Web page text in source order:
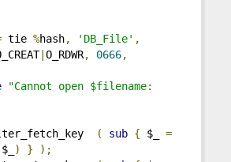
tie %hash, 'DB_File' ,
|O_RDWR, 0666,
"Cannot open $filename:
( sub { $_ =
$_ ) }
);